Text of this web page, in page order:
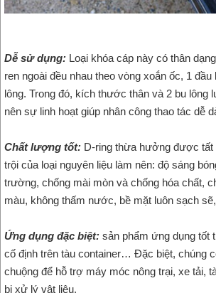
Dễ sử dụng: Loại khóa cáp này có thân
ren ngoài đều nhau theo vòng xoắn ốc, 1
lông. Trong đó, kích thước thân và 2 bu lông
nên sự linh hoạt giúp nhân công thao tác dễ
Chất lượng tốt: D-ring thừa hưởng được
trội của loại nguyên liệu làm nên: độ sáng
trường, chống mài mòn và chống hóa chất,
màu, không thấm nước, bề mặt luôn sạch
Ứng dụng đặc biệt: sản phẩm ứng dụng tốt
cố định trên tàu container… Đặc biệt, chúng
chuộng để hỗ trợ máy móc nông trại, xe tải,
bị xử lý vật liệu.